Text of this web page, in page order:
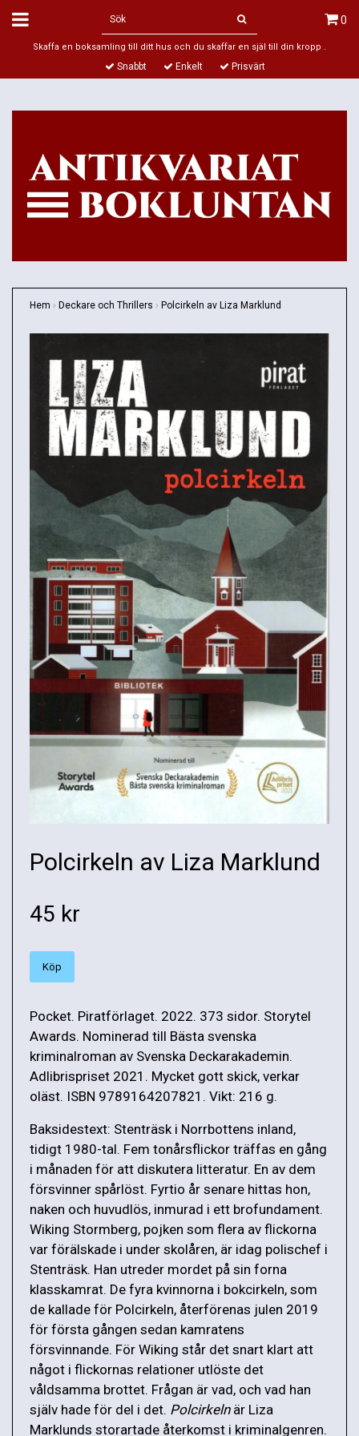
0
Skaffa en boksamling till ditt hus och du skaffar en själ till din kropp .
Snabbt Enkelt Prisvärt
Hem › Deckare och Thrillers › Polcirkeln av Liza Marklund
Polcirkeln av Liza Marklund
45 kr
Köp
Pocket. Piratförlaget. 2022. 373 sidor. Storytel
Awards. Nominerad till Bästa svenska
kriminalroman av Svenska Deckarakademin.
Adlibrispriset 2021. Mycket gott skick, verkar
oläst. ISBN 9789164207821. Vikt: 216 g.
Baksidestext: Stenträsk i Norrbottens inland,
tidigt 1980-tal. Fem tonårsflickor träffas en gång
i månaden för att diskutera litteratur. En av dem
försvinner spårlöst. Fyrtio år senare hittas hon,
naken och huvudlös, inmurad i ett brofundament.
Wiking Stormberg, pojken som flera av flickorna
var förälskade i under skolåren, är idag polischef i
Stenträsk. Han utreder mordet på sin forna
klasskamrat. De fyra kvinnorna i bokcirkeln, som
de kallade för Polcirkeln, återförenas julen 2019
för första gången sedan kamratens
försvinnande. För Wiking står det snart klart att
något i flickornas relationer utlöste det
våldsamma brottet. Frågan är vad, och vad han
själv hade för del i det. Polcirkeln är Liza
Marklunds storartade återkomst i kriminalgenren.